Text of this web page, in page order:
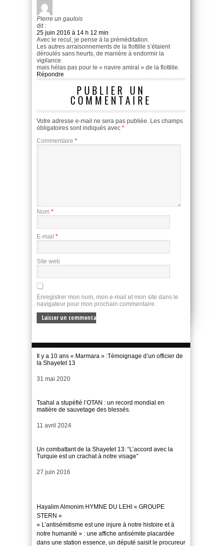
Pierre un gaulois
dit :
25 juin 2016 à 14 h 12 min
Avec le recul, je pense à la préméditation.
Les autres arraisonnements de la flottille s’étaient
déroulés sans heurts, de manière à endormir la
vigilance.
mais hélas pas pour le « navire amiral » de la flottille.
Répondre
PUBLIER UN
COMMENTAIRE
Votre adresse e-mail ne sera pas publiée. Les champs
obligatoires sont indiqués avec *
Commentaire *
Nom *
E-mail *
Site web
Enregistrer mon nom, mon e-mail et mon site dans le
navigateur pour mon prochain commentaire.
Il y a 10 ans « Marmara » :Témoignage d’un officier de
la Shayetet 13
Date
31 mai 2020
Tsahal a stupéfié l’OTAN : un record mondial en
matière de sauvetage des blessés.
Date
11 avril 2024
Un combattant de la Shayetet 13: “L’accord avec la
Turquie est un crachat à notre visage”
Date
27 juin 2016
Hayalim Almonim HYMNE DU LEHI « GROUPE
STERN »
« L’antisémitisme est une injure à notre histoire et à
notre humanité » : une affiche antisémite placardée
dans une station essence, un député saisit le procureur